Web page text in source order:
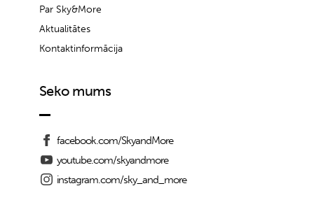
Par Sky&More
Aktualitātes
Kontaktinformācija
Seko mums
facebook.com/SkyandMore
youtube.com/skyandmore
instagram.com/sky_and_more